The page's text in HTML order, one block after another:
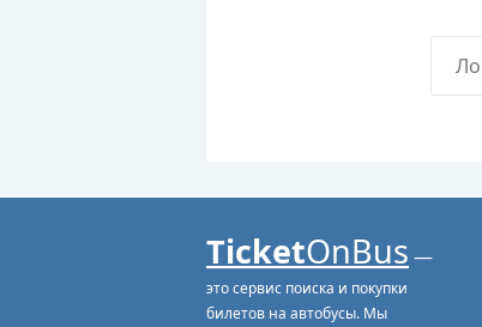
TicketOnBus —
это сервис поиска и покупки
билетов на автобусы. Мы